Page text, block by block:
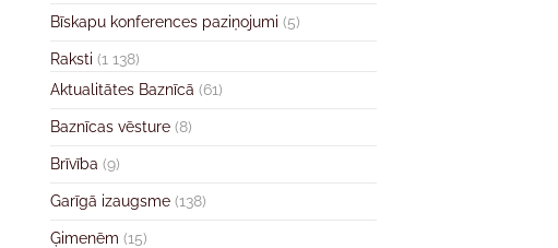
Bīskapu konferences paziņojumi (5)
Raksti (1 138)
Aktualitātes Baznīcā (61)
Baznīcas vēsture (8)
Brīvība (9)
Garīgā izaugsme (138)
Ģimenēm (15)